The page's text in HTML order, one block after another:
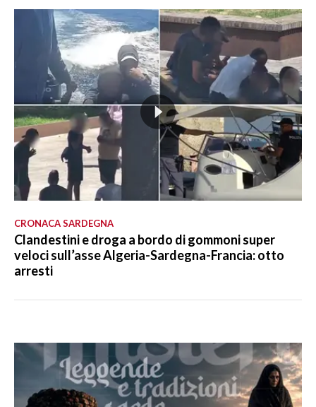
CRONACA SARDEGNA
Clandestini e droga a bordo di gommoni super
veloci sull’asse Algeria-Sardegna-Francia: otto
arresti